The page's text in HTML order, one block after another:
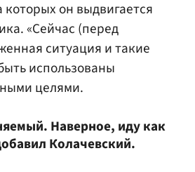
которых он выдвигается
«Сейчас (перед
ситуация и такие
использованы
целями.
Наверное, иду как
Колачевский.